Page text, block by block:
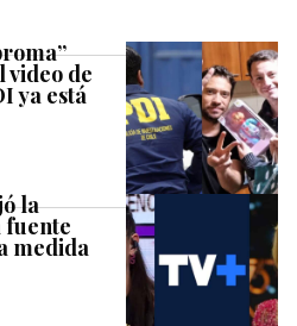
video de
ya está
la
fuente
medida